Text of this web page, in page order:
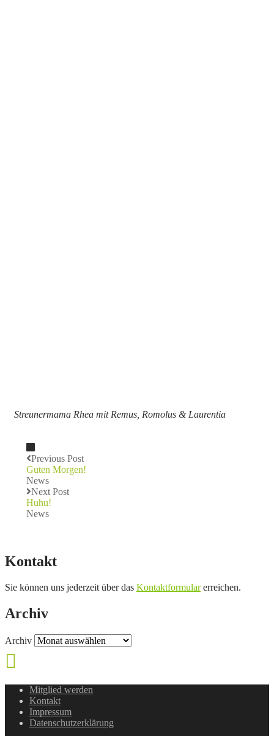
Streunermama Rhea mit Remus, Romolus & Laurentia
Previous Post
Guten Morgen!
News
Next Post
Huhu!
News
Kontakt
Sie können uns jederzeit über das Kontaktformularerreichen.
Archiv
Archiv
Mitglied werden
Kontakt
Impressum
Datenschutzerklärung